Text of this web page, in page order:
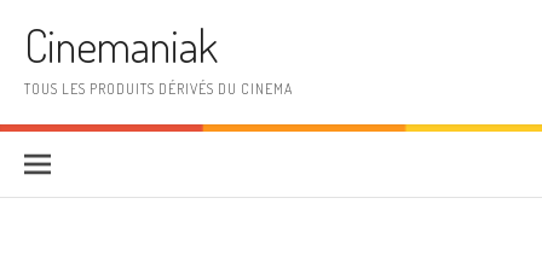
Cinemaniak
TOUS LES PRODUITS DÉRIVÉS DU CINEMA